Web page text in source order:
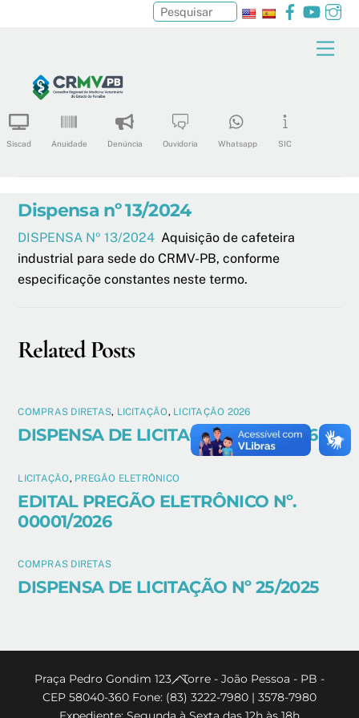
content
Facebook
Siscad Anuidade Denúncia Ouvidoria Whatsapp SIC
Pesquisar
Dispensa nº 13/2024
DISPENSA Nº 13/2024Aquisição de cafeteira
industrial para sede do CRMV-PB, conforme
especificaçõe constantes neste termo.
Related Posts
COMPRAS DIRETAS, LICITAÇÃO, LICITAÇÃO 2026
DISPENSA DE LICITAÇÃO N°04/2026
LICITAÇÃO, PREGÃO ELETRÔNICO
EDITAL PREGÃO ELETRÔNICO Nº.
00001/2026
COMPRAS DIRETAS
DISPENSA DE LICITAÇÃO Nº 25/2025
Back
To
Praça Pedro Gondim 123 - Torre - João Pessoa - PB -
CEP 58040-360 Fone: (83) 3222-7980 | 3578-7980